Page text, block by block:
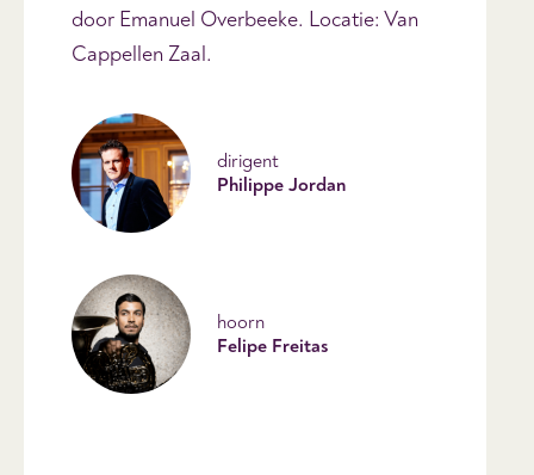
door Emanuel Overbeeke. Locatie: Van
Cappellen Zaal.
dirigent
Philippe Jordan
hoorn
Felipe Freitas